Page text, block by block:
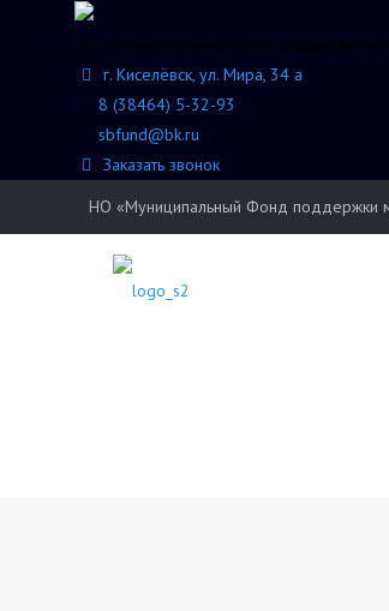
НО «Муниципальный Фонд поддержки
г. Киселёвск, ул. Мира, 34 а
8 (38464) 5-32-93
sbfund@bk.ru
Заказать звонок
НО «Муниципальный Фонд поддержки